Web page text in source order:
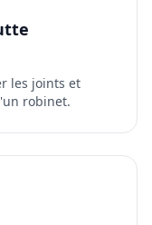
les joints et
robinet.